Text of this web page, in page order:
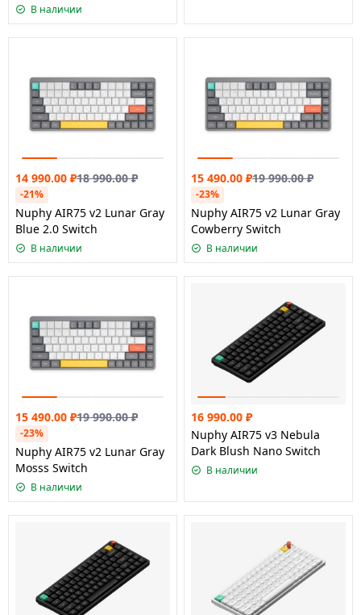
В наличии
14 990.00 ₽18 990.00₽
-21%
Nuphy AIR75 v2 Lunar Gray
Blue 2.0 Switch
В наличии
15 490.00 ₽19 990.00₽
-23%
Nuphy AIR75 v2 Lunar Gray
Cowberry Switch
В наличии
15 490.00 ₽19 990.00₽
-23%
Nuphy AIR75 v2 Lunar Gray
Mosss Switch
В наличии
16 990.00 ₽
Nuphy AIR75 v3 Nebula
Dark Blush Nano Switch
В наличии